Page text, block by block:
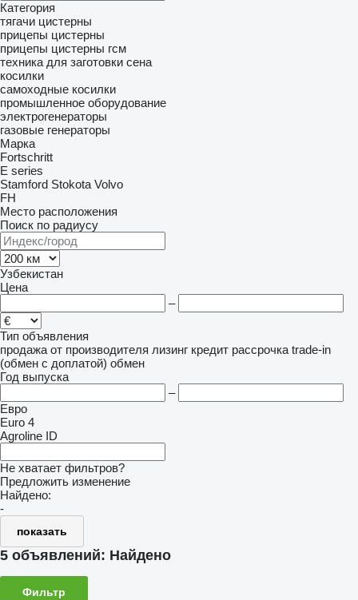
Категория
тягачи цистерны
прицепы цистерны
прицепы цистерны гсм
техника для заготовки сена
косилки
самоходные косилки
промышленное оборудование
электрогенераторы
газовые генераторы
Марка
Fortschritt
E series
Stamford Stokota Volvo
FH
Место расположения
Поиск по радиусу
Узбекистан
Цена
–
Тип объявления
продажа от производителя лизинг кредит рассрочка trade-in
(обмен с доплатой) обмен
Год выпуска
–
Евро
Euro 4
Agroline ID
Не хватает фильтров?
Предложить изменение
Найдено:
-
показать
5 объявлений: Найдено
Фильтр